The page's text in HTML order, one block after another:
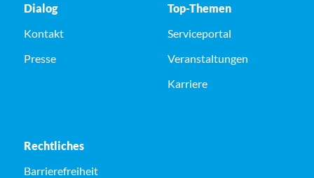
Dialog
Kontakt
Presse
Top-Themen
Serviceportal
Veranstaltungen
Karriere
Rechtliches
Barrierefreiheit